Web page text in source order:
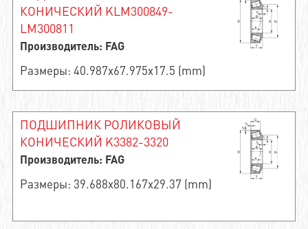
КОНИЧЕСКИЙ KLM300849-
LM300811
Производитель: FAG
Размеры: 40.987x67.975x17.5 (mm)
ПОДШИПНИК РОЛИКОВЫЙ
КОНИЧЕСКИЙ K3382-3320
Производитель: FAG
Размеры: 39.688x80.167x29.37 (mm)